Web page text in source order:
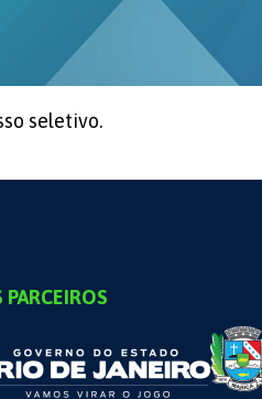
seletivo.